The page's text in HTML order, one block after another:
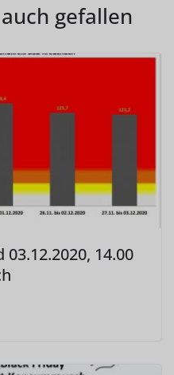
gefallen
14.00